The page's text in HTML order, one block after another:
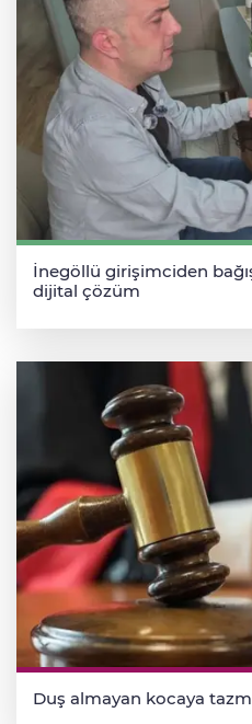
İnegöllü girişimciden bağış
dijital çözüm
Duş almayan kocaya